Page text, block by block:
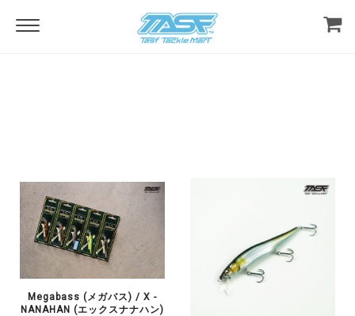
Megabass (メガバス) / X -
NANAHAN (エックスナナハン)